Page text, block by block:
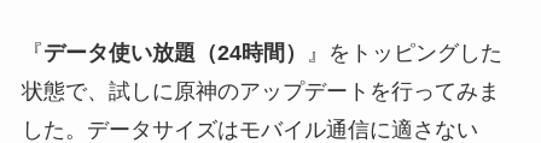
『データ使い放題（24時間）
』をトッピングした
状態で、試しに原神のアップデートを行ってみま
した。データサイズはモバイル通信に適さない